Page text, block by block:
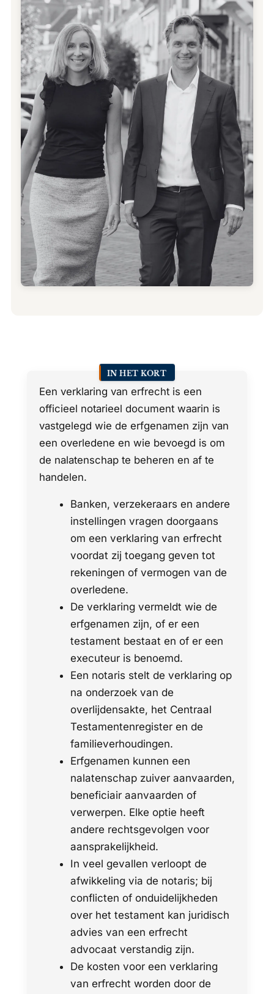
IN HET KORT
Een verklaring van erfrecht is een
officieel notarieel document waarin is
vastgelegd wie de erfgenamen zijn van
een overledene en wie bevoegd is om
de nalatenschap te beheren en af te
handelen.
Banken, verzekeraars en andere
instellingen vragen doorgaans
om een verklaring van erfrecht
voordat zij toegang geven tot
rekeningen of vermogen van de
overledene.
De verklaring vermeldt wie de
erfgenamen zijn, of er een
testament bestaat en of er een
executeur is benoemd.
Een notaris stelt de verklaring op
na onderzoek van de
overlijdensakte, het Centraal
Testamentenregister en de
familieverhoudingen.
Erfgenamen kunnen een
nalatenschap zuiver aanvaarden,
beneficiair aanvaarden of
verwerpen. Elke optie heeft
andere rechtsgevolgen voor
aansprakelijkheid.
In veel gevallen verloopt de
afwikkeling via de notaris; bij
conflicten of onduidelijkheden
over het testament kan juridisch
advies van een erfrecht
advocaat verstandig zijn.
De kosten voor een verklaring
van erfrecht worden door de